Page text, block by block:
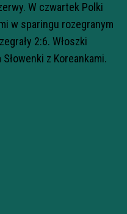
W czwartek Polki
w sparingu rozegranym
2:6. Włoszki
z Koreankami.